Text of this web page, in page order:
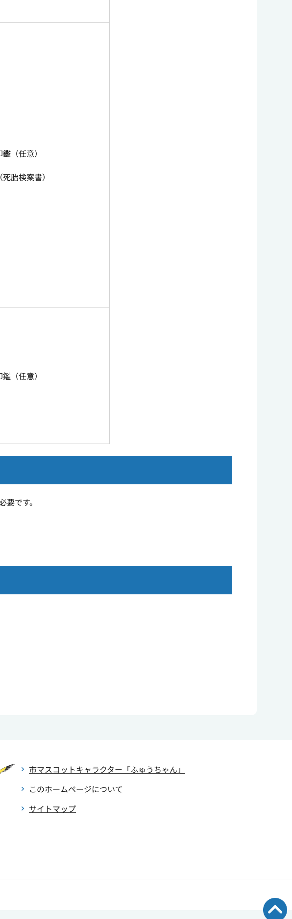
（任意）
胎検案書）
（任意）
です。
市マスコットキャラクター 「ふゅうちゃん」
このホームページについて
サイトマップ